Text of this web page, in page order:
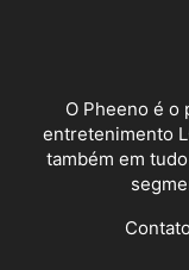
O Pheeno é o
entretenimento
também em